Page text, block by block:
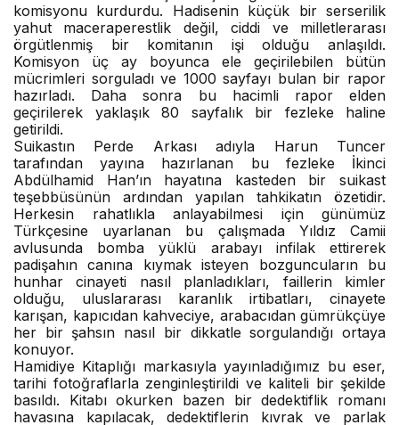
komisyonu kurdurdu. Hadisenin küçük bir serserilik
yahut maceraperestlik değil, ciddi ve milletlerarası
örgütlenmiş bir komitanın işi olduğu anlaşıldı.
Komisyon üç ay boyunca ele geçirilebilen bütün
mücrimleri sorguladı ve 1000 sayfayı bulan bir rapor
hazırladı. Daha sonra bu hacimli rapor elden
geçirilerek yaklaşık 80 sayfalık bir fezleke haline
getirildi.
Suikastın Perde Arkası adıyla Harun Tuncer
tarafından yayına hazırlanan bu fezleke İkinci
Abdülhamid Han’ın hayatına kasteden bir suikast
teşebbüsünün ardından yapılan tahkikatın özetidir.
Herkesin rahatlıkla anlayabilmesi için günümüz
Türkçesine uyarlanan bu çalışmada Yıldız Camii
avlusunda bomba yüklü arabayı infilak ettirerek
padişahın canına kıymak isteyen bozguncuların bu
hunhar cinayeti nasıl planladıkları, faillerin kimler
olduğu, uluslararası karanlık irtibatları, cinayete
karışan, kapıcıdan kahveciye, arabacıdan gümrükçüye
her bir şahsın nasıl bir dikkatle sorgulandığı ortaya
konuyor.
Hamidiye Kitaplığı markasıyla yayınladığımız bu eser,
tarihi fotoğraflarla zenginleştirildi ve kaliteli bir şekilde
basıldı. Kitabı okurken bazen bir dedektiflik romanı
havasına kapılacak, dedektiflerin kıvrak ve parlak